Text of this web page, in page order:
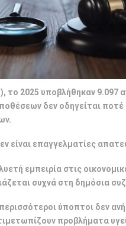
το 2025 υποβλήθηκαν 9.097
δεν οδηγείται
είναι επαγγελματίες
εμπειρία στις
συχνά στη δημόσια
ύποπτοι δεν
προβλήματα